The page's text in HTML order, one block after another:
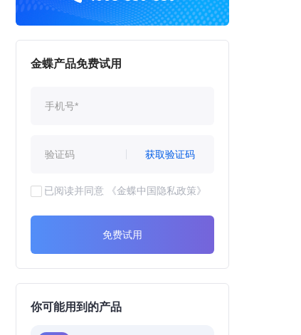
金蝶产品免费试用
获取验证码
已阅读并同意 《金蝶中国隐私政策》
免费试用
你可能用到的产品